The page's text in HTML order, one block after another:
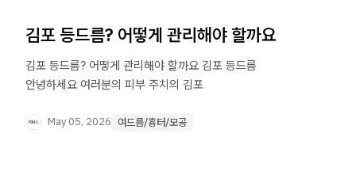
김포 등드름? 어떻게 관리해야 할까요
김포 등드름? 어떻게 관리해야 할까요 김포 등드름 ​
안녕하세요 여러분의 피부 주치의 김포
May 05, 2026 여드름/흉터/모공